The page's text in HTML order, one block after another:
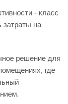
- класс
затраты на
решение для
где